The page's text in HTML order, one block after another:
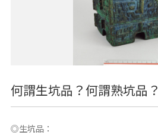
何謂生坑品？何謂熟坑品？
◎生坑品：